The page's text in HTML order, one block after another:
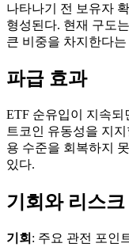
나타나기 전 보유자
형성된다. 현재 구도
큰 비중을 차지한다
파급 효과
ETF 순유입이 지속되
트코인 유동성을 지
용 수준을 회복하지
있다.
기회와 리스크
기회 : 주요 관전 포인